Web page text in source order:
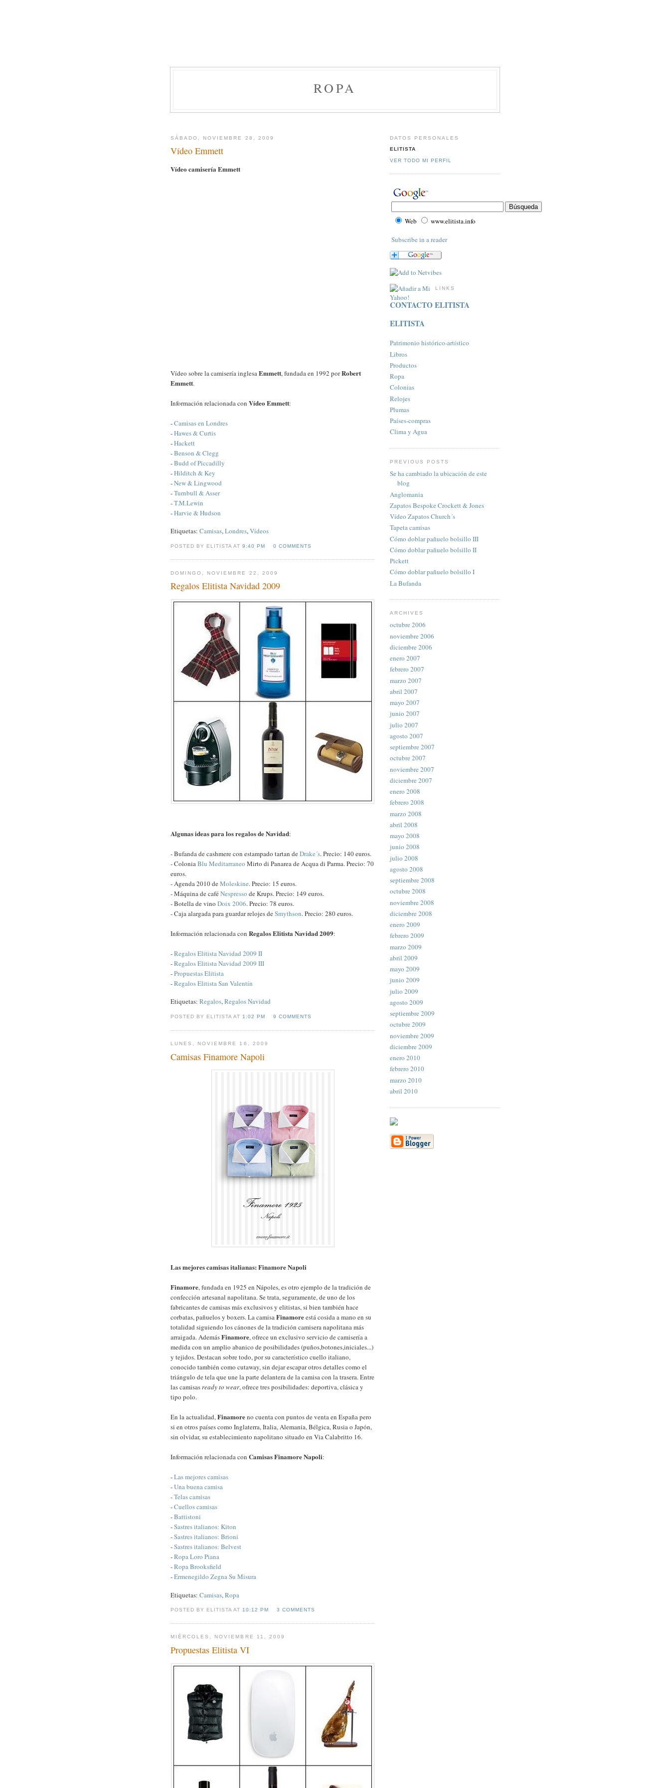
ROPA
SÁBADO, NOVIEMBRE 28, 2009
Vídeo Emmett
Vídeo camisería Emmett
Vídeo sobre la camisería inglesaEmmett, fundada en 1992 porRobert
Emmett.
Información relacionada con Vídeo Emmett:
-Camisas en Londres
-Hawes & Curtis
-Hackett
-Benson & Clegg
-Budd of Piccadilly
-Hilditch & Key
-New & Lingwood
-Turnbull & Asser
-T.M.Lewin
-Harvie & Hudson
Etiquetas: Camisas,Londres,Vídeos
POSTED BY ELITISTA AT9:40 PM 0 COMMENTS
DOMINGO, NOVIEMBRE 22, 2009
Regalos Elitista Navidad 2009
Algunas ideas para los regalos de Navidad:
- Bufanda de cashmere con estampado tartan deDrake´s. Precio: 140 euros.
- ColoniaBlu Meditarraneo Mirto di Panarea de Acqua di Parma. Precio: 70
euros.
- Agenda 2010 deMoleskine. Precio: 15 euros.
- Máquina de caféNespresso de Krups. Precio: 149 euros.
- Botella de vino Doix 2006. Precio: 78 euros.
- Caja alargada para guardar relojes deSmythson. Precio: 280 euros.
Información relacionada con Regalos Elitista Navidad 2009:
-Regalos Elitista Navidad 2009 II
-Regalos Elitista Navidad 2009 III
-Propuestas Elitista
-Regalos Elitista San Valentín
Etiquetas: Regalos,Regalos Navidad
POSTED BY ELITISTA AT1:02 PM 9 COMMENTS
LUNES, NOVIEMBRE 16, 2009
Camisas Finamore Napoli
Las mejores camisas italianas: Finamore Napoli
Finamore, fundada en 1925 en Nápoles, es otro ejemplo de la tradición de
confección artesanal napolitana. Se trata, seguramente, de uno de los
fabricantes de camisas más exclusivos y elitistas, si bien también hace
corbatas, pañuelos y boxers. La camisaFinamoreestá cosida a mano en su
totalidad siguiendo los cánones de la tradición camisera napolitana más
arraigada. AdemásFinamore, ofrece un exclusivo servicio de camisería a
medida con un amplio abanico de posibilidades (puños,botones,iniciales...)
y tejidos. Destacan sobre todo, por su característico cuello italiano,
conocido también como cutaway, sin dejar escapar otros detalles como el
triángulo de tela que une la parte delantera de la camisa con la trasera. Entre
las camisasready to wear, ofrece tres posibilidades: deportiva, clásica y
tipo polo.
En la actualidad,Finamoreno cuenta con puntos de venta en España pero
si en otros países como Inglaterra, Italia, Alemania, Bélgica, Rusia o Japón,
sin olvidar, su establecimiento napolitano situado en Via Calabritto 16.
Información relacionada con Camisas Finamore Napoli:
-Las mejores camisas
-Una buena camisa
-Telas camisas
-Cuellos camisas
-Battistoni
-Sastres italianos: Kiton
-Sastres italianos: Brioni
-Sastres italianos: Belvest
-Ropa Loro Piana
-Ropa Brooksfield
-Ermenegildo Zegna Su Misura
Etiquetas: Camisas,Ropa
POSTED BY ELITISTA AT10:12 PM 3 COMMENTS
MIÉRCOLES, NOVIEMBRE 11, 2009
Propuestas Elitista VI
DATOS PERSONALES
ELITISTA
VER TODO MI PERFIL
Web www.elitista.info
Subscribe in a reader
LINKS
CONTACTO ELITISTA
ELITISTA
Patrimonio histórico-artí­stico
Libros
Productos
Ropa
Colonias
Relojes
Plumas
Paí­ses-compras
Clima y Agua
PREVIOUS POSTS
Se ha cambiado la ubicación de este
blog
Anglomania
Zapatos Bespoke Crockett & Jones
Vídeo Zapatos Church´s
Tapeta camisas
Cómo doblar pañuelo bolsillo III
Cómo doblar pañuelo bolsillo II
Pickett
Cómo doblar pañuelo bolsillo I
La Bufanda
ARCHIVES
octubre 2006
noviembre 2006
diciembre 2006
enero 2007
febrero 2007
marzo 2007
abril 2007
mayo 2007
junio 2007
julio 2007
agosto 2007
septiembre 2007
octubre 2007
noviembre 2007
diciembre 2007
enero 2008
febrero 2008
marzo 2008
abril 2008
mayo 2008
junio 2008
julio 2008
agosto 2008
septiembre 2008
octubre 2008
noviembre 2008
diciembre 2008
enero 2009
febrero 2009
marzo 2009
abril 2009
mayo 2009
junio 2009
julio 2009
agosto 2009
septiembre 2009
octubre 2009
noviembre 2009
diciembre 2009
enero 2010
febrero 2010
marzo 2010
abril 2010